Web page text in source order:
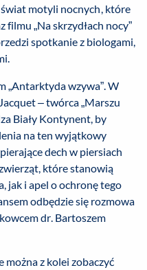
motyli nocnych, które
„Na skrzydłach nocy”
spotkanie z biologami,
„Antarktyda wzywa”. W
– twórca „Marszu
Biały Kontynent, by
na ten wyjątkowy
dech w piersiach
które stanowią
jak i apel o ochronę tego
odbędzie się rozmowa
dr. Bartoszem
z kolei zobaczyć